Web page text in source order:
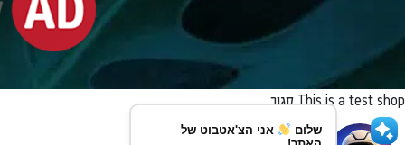
This is a test shopסגור
שלום
אני הצ'אטבוט של